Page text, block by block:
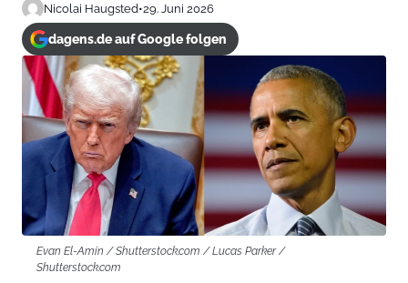
Nicolai Haugsted•29. Juni 2026
dagens.de auf Google folgen
Evan El-Amin / Shutterstock.com / Lucas Parker /
Shutterstock.com